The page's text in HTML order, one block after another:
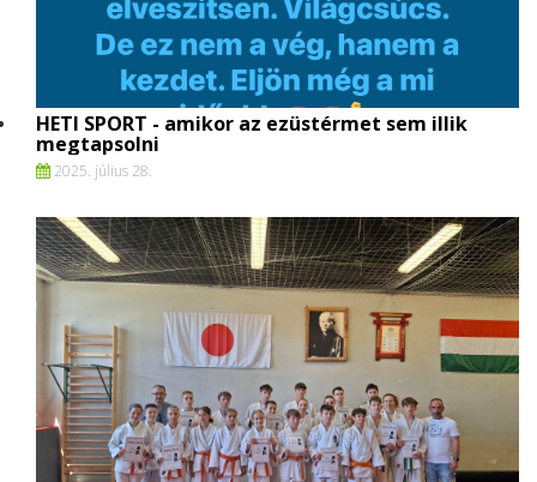
HETI SPORT - amikor az ezüstérmet sem illik
megtapsolni
2025. július 28.